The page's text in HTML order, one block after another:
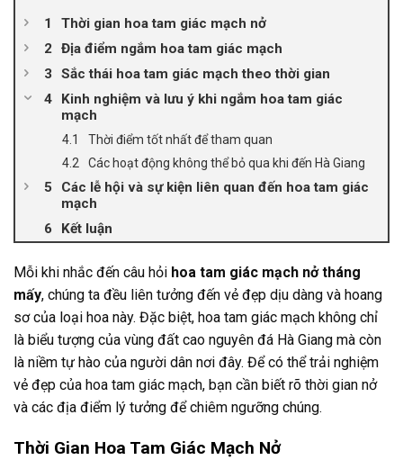
Thời gian hoa tam giác mạch nở
Địa điểm ngắm hoa tam giác mạch
Sắc thái hoa tam giác mạch theo thời gian
Kinh nghiệm và lưu ý khi ngắm hoa tam giác
mạch
Thời điểm tốt nhất để tham quan
Các hoạt động không thể bỏ qua khi đến Hà Giang
Các lễ hội và sự kiện liên quan đến hoa tam giác
mạch
Kết luận
Mỗi khi nhắc đến câu hỏi hoa tam giác mạch nở tháng
mấy, chúng ta đều liên tưởng đến vẻ đẹp dịu dàng và hoang
sơ của loại hoa này. Đặc biệt, hoa tam giác mạch không chỉ
là biểu tượng của vùng đất cao nguyên đá Hà Giang mà còn
là niềm tự hào của người dân nơi đây. Để có thể trải nghiệm
vẻ đẹp của hoa tam giác mạch, bạn cần biết rõ thời gian nở
và các địa điểm lý tưởng để chiêm ngưỡng chúng.
Thời Gian Hoa Tam Giác Mạch Nở